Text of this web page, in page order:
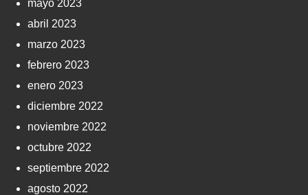
mayo 2023
abril 2023
marzo 2023
febrero 2023
enero 2023
diciembre 2022
noviembre 2022
octubre 2022
septiembre 2022
agosto 2022